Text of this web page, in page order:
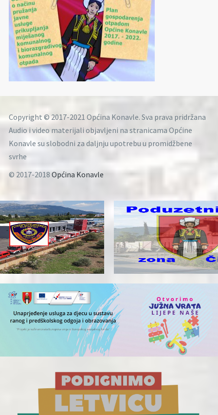
Copyright © 2017-2021 Općina Konavle. Sva prava pridržana
Audio i video materijali objavljeni na stranicama Općine
Konavle su slobodni za daljnju upotrebu u promidžbene
svrhe
© 2017-2018 Općina Konavle